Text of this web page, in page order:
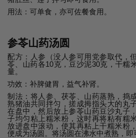
用法：可单食，亦可佐餐食用。
参苓山药汤圆
配方：人参（没人参可用党参取代，
苓、山药各10克，豆沙泥30克，干糯
量。
功效：补脾健胃，益气补肾。
制法：将人参、茯苓、山药蒸熟，捣
熟猪油共同拌匀，搓成拇指头大的丸
在盘中，然后放上参苓山药豆沙丸子
子均匀粘上糯米粉，这时再将粘有糯
放进盘中滚动，使其再粘上干糯米粉
便成为汤圆。将汤圆在沸水中煮熟，即